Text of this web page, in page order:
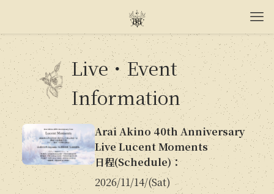
Live・Event
Information
Arai Akino 40th Anniversary
Live Lucent Moments
日程(Schedule)：
2026/11/14/(Sat)